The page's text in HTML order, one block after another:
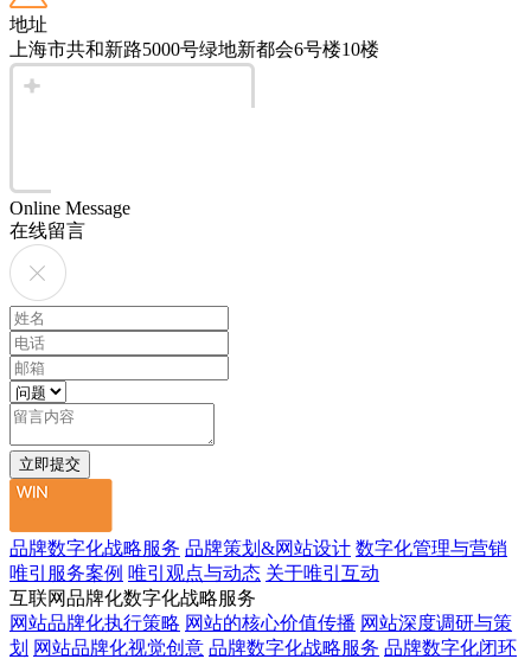
地址
上海市共和新路5000号绿地新都会6号楼10楼
Online Message
在线留言
品牌数字化战略服务 品牌策划&网站设计 数字化管理与营销
唯引服务案例 唯引观点与动态 关于唯引互动
互联网品牌化数字化战略服务
网站品牌化执行策略 网站的核心价值传播 网站深度调研与策
划 网站品牌化视觉创意 品牌数字化战略服务 品牌数字化闭环